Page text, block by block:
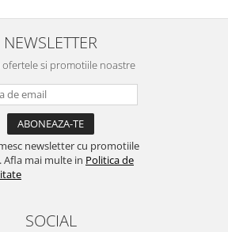
NEWSLETTER
ofertele si promotiile noastre
newsletter cu promotiile
Afla mai multe in Politica de
SOCIAL